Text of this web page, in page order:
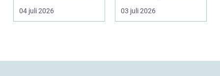
kombinerar så ...
04 juli 2026
en del av vardagen. I
03 juli 2026